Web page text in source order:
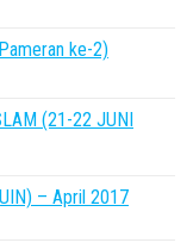
ke-2)
(21-22 JUNI
– April 2017